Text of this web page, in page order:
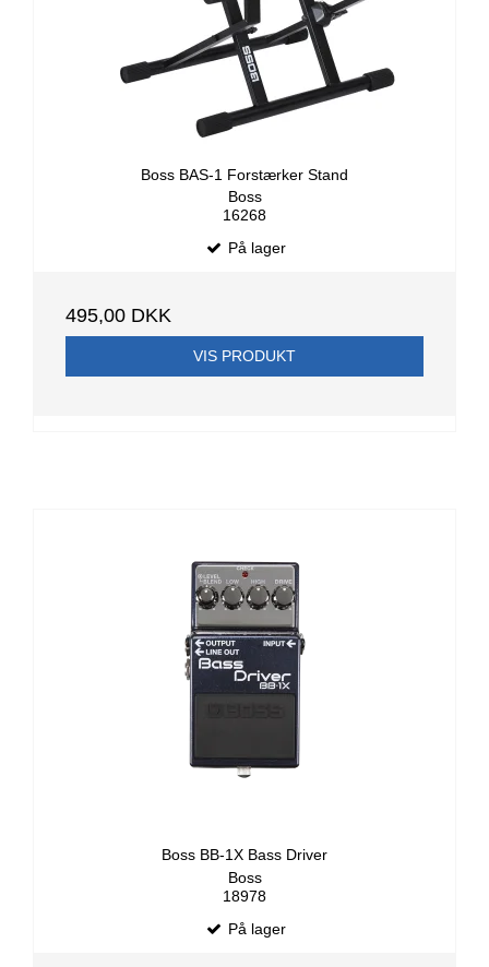
Boss BAS-1 Forstærker Stand
Boss
16268
På lager
495,00 DKK
VIS PRODUKT
Boss BB-1X Bass Driver
Boss
18978
På lager